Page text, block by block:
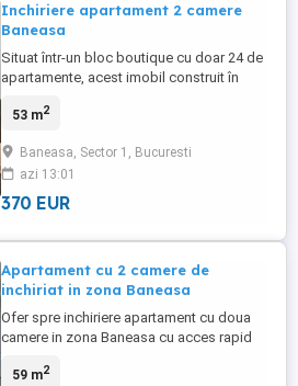
Inchiriere apartament 2 camere
Baneasa
Situat într-un bloc boutique cu doar 24 de
apartamente, acest imobil construit în
etajul 2. Situat în cartierul Aviației Nord
agitată și o zonă în continuă expansiune,
acest apartament este ideal pentru cei ce
doresc să fie ...
53 m2
Baneasa, Sector 1, Bucuresti
azi 13:01
370 EUR
Apartament cu 2 camere de
inchiriat in zona Baneasa
Ofer spre inchiriere apartament cu doua
camere in zona Baneasa cu acces rapid
parcul Herastrau . Apartamentul este utilat
59 m2